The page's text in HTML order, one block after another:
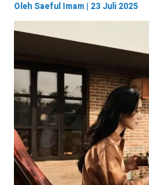
Oleh Saeful Imam 23 Juli 2025